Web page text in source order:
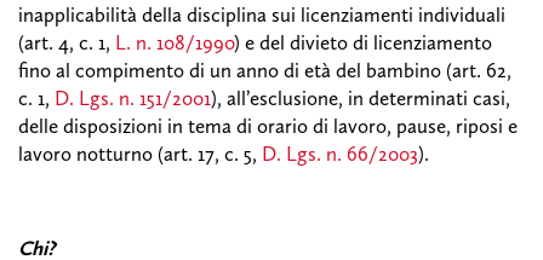
inapplicabilità della disciplina sui licenziamenti individuali
(art. 4, c. 1, L. n. 108/1990) e del divieto di licenziamento
fino al compimento di un anno di età del bambino (art. 62,
c. 1, D. Lgs. n. 151/2001), all’esclusione, in determinati casi,
delle disposizioni in tema di orario di lavoro, pause, riposi e
lavoro notturno (art. 17, c. 5, D. Lgs. n. 66/2003).
Chi?